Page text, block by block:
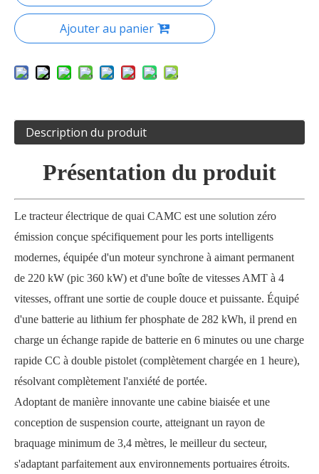
Ajouter au panier
Description du produit
Présentation du produit
Le tracteur électrique de quai CAMC est une solution zéro
émission conçue spécifiquement pour les ports intelligents
modernes, équipée d'un moteur synchrone à aimant permanent
de 220 kW (pic 360 kW) et d'une boîte de vitesses AMT à 4
vitesses, offrant une sortie de couple douce et puissante. Équipé
d'une batterie au lithium fer phosphate de 282 kWh, il prend en
charge un échange rapide de batterie en 6 minutes ou une charge
rapide CC à double pistolet (complètement chargée en 1 heure),
résolvant complètement l'anxiété de portée.
Adoptant de manière innovante une cabine biaisée et une
conception de suspension courte, atteignant un rayon de
braquage minimum de 3,4 mètres, le meilleur du secteur,
s'adaptant parfaitement aux environnements portuaires étroits.